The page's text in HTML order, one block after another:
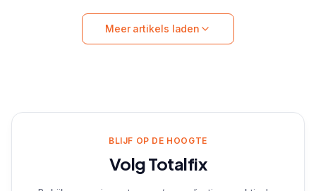
Meer artikels laden
BLIJF OP DE HOOGTE
Volg Totalfix